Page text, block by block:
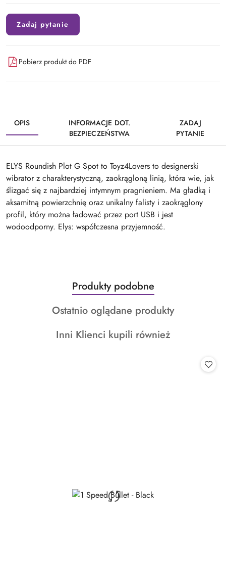
Zadaj pytanie
Pobierz produkt do PDF
OPIS
INFORMACJE DOT.
BEZPIECZEŃSTWA
ZADAJ
PYTANIE
ELYS Roundish Plot G Spot to Toyz4Lovers to designerski
wibrator z charakterystyczną, zaokrągloną linią, która wie, jak
ślizgać się z najbardziej intymnym pragnieniem. Ma gładką i
aksamitną powierzchnię oraz unikalny falisty i zaokrąglony
profil, który można ładować przez port USB i jest
wodoodporny. Elys: współczesna przyjemność.
Pomiń karuzelę produktów
Produkty
o
statusie:
Produkty podobne
Produkty
statusie:
Ostatnio oglądane produkty
Produkty
Inni Klienci kupili również